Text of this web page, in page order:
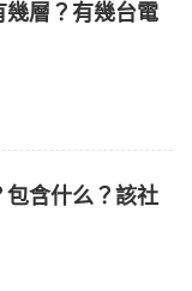
幾層？有幾台電
包含什么？該社